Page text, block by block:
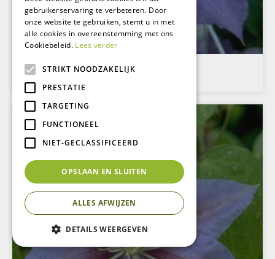
Clematis
gebruikerservaring te verbeteren. Door
onze website te gebruiken, stemt u in met
alle cookies in overeenstemming met ons
Cookiebeleid. Lees verder
STRIKT NOODZAKELIJK
PRESTATIE
TARGETING
FUNCTIONEEL
NIET-GECLASSIFICEERD
OPSLAAN EN SLUITEN
ALLES AFWIJZEN
DETAILS WEERGEVEN